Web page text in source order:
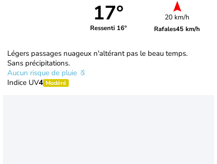
17°
Ressenti 16°
20 km/h
Rafales45 km/h
Légers passages nuageux n'altérant pas le beau temps.
Sans précipitations.
Aucun risque de pluie
Indice UV4 Modéré